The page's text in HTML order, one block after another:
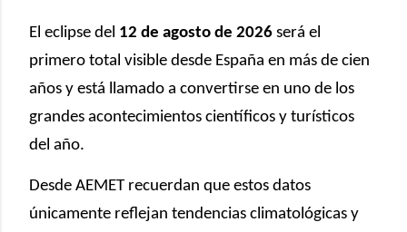
El eclipse del 12 de agosto de 2026 será el
primero total visible desde España en más de cien
años y está llamado a convertirse en uno de los
grandes acontecimientos científicos y turísticos
del año.
Desde AEMET recuerdan que estos datos
únicamente reflejan tendencias climatológicas y